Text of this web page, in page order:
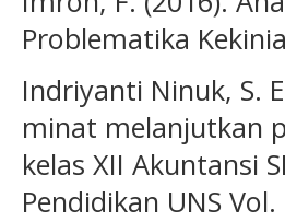
Problematika
Indriyanti Ninuk, S.
minat melanjutkan
kelas XII Akuntansi
Pendidikan UNS Vol.